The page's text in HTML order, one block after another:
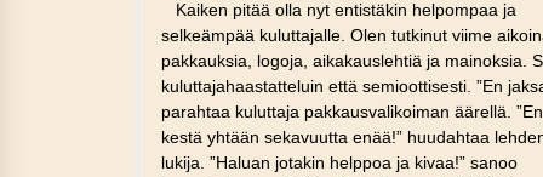
Kaiken pitää olla nyt entistäkin helpompaa ja
selkeämpää kuluttajalle. Olen tutkinut viime
pakkauksia, logoja, aikakauslehtiä ja mainoksia.
kuluttajahaastatteluin että semioottisesti. ”En
parahtaa kuluttaja pakkausvalikoiman äärellä. ”En
kestä yhtään sekavuutta enää!” huudahtaa
lukija. ”Haluan jotakin helppoa ja kivaa!” sanoo